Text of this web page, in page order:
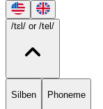
/tɛl/ or /tel/
Silben Phoneme